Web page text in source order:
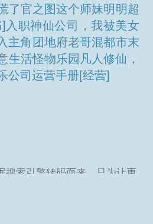
了官之图这个师妹明明超
入职神仙公司，我被美女
主角团地府老哥混都市末
生活怪物乐园 凡人修仙，
公司运营手册[经营]
搜索引擎转码而来，只为让更